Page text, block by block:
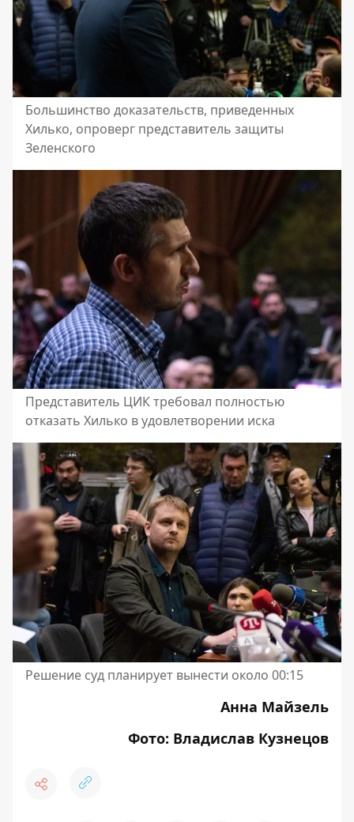
Большинство доказательств, приведенных
Хилько, опроверг представитель защиты
Зеленского
Представитель ЦИК требовал полностью
отказать Хилько в удовлетворении иска
Решение суд планирует вынести около 00:15
Анна Майзель
Фото: Владислав Кузнецов